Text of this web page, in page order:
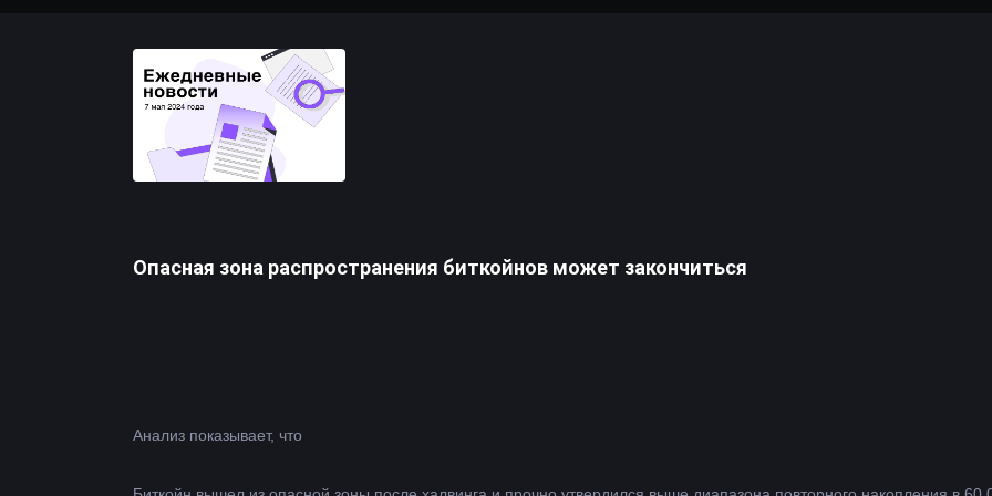
Опасная зона распространения биткойнов может закончиться